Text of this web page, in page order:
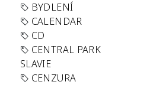
BYDLENÍ
CALENDAR
CD
CENTRAL PARK
SLAVIE
CENZURA